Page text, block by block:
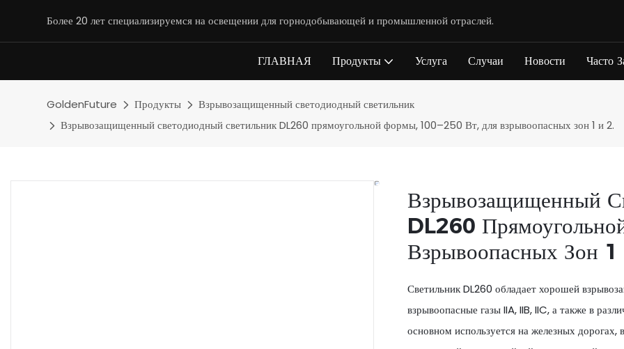
Более 20 лет специализируемся на освещении для горнодобывающей и промышленной отраслей.
ГЛАВНАЯ Продукты Услуга Случаи Новости Часто
GoldenFuture Продукты
Взрывозащищенный светодиодный светильник
Взрывозащищенный светодиодный светильник DL260 прямоугольной формы, 100–250 Вт, для взрывоопасных зон 1 и 2.
Взрывозащищенный
DL260
Взрывоопасных Зон
Светильник DL260 обладает хорошей
взрывоопасные газы IIA, IIB, IIC, а также в
основном используется на железных дорогах,